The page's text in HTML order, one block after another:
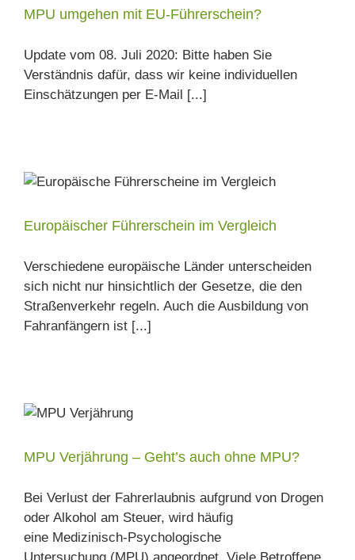
MPU umgehen mit EU-Führerschein?
Update vom 08. Juli 2020: Bitte haben Sie
Verständnis dafür, dass wir keine individuellen
Einschätzungen per E-Mail [...]
Europäischer Führerschein im Vergleich
Verschiedene europäische Länder unterscheiden
sich nicht nur hinsichtlich der Gesetze, die den
Straßenverkehr regeln. Auch die Ausbildung von
Fahranfängern ist [...]
MPU Verjährung – Geht’s auch ohne MPU?
Bei Verlust der Fahrerlaubnis aufgrund von Drogen
oder Alkohol am Steuer, wird häufig
eine Medizinisch-Psychologische